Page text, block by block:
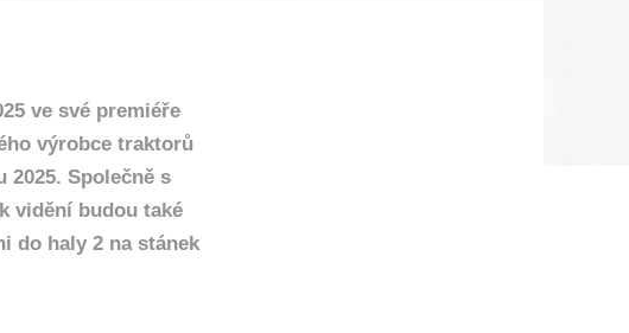
ve své premiéře
výrobce traktorů
2025. Společně s
vidění budou také
do haly 2 na stánek